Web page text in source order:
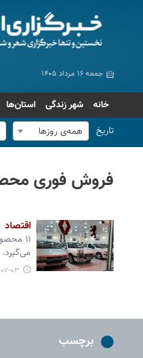
جمعه ۱۶ مرداد ۱۴۰۵
خانه شهر زندگی استان‌ها
تاریخ
همه‌ی روزها
فروش فوری
اقتصاد
می‌گیرد.
۱۴۰۴-
برچسب